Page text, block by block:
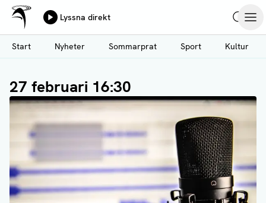
Hoppa
till
huvudinnehåll
Ålands Radio & TV
Lyssna direkt
Start
Nyheter Sommarprat Sport Kultur
27 februari 16:30